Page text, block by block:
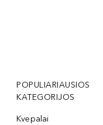
POPULIARIAUSIOS
KATEGORIJOS
Kvepalai